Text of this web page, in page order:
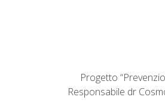
Progetto
Responsabile dr